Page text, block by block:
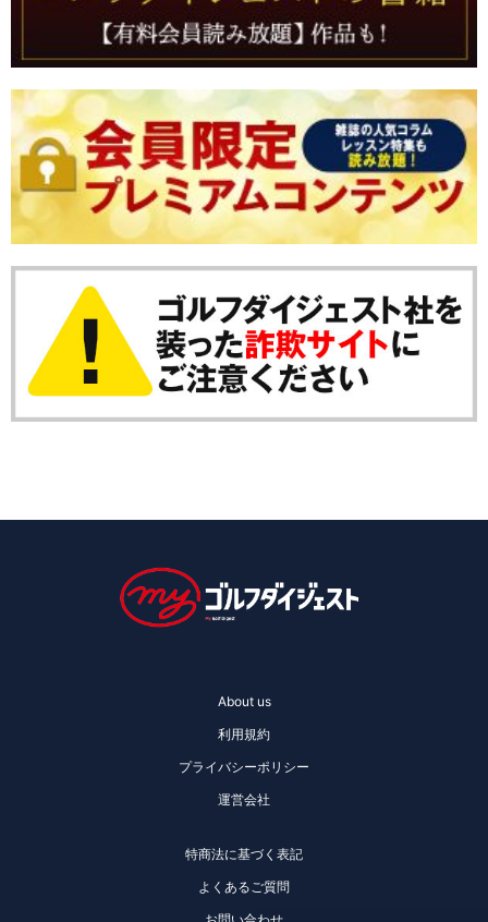
About us
利用規約
プライバシーポリシー
運営会社
特商法に基づく表記
よくあるご質問